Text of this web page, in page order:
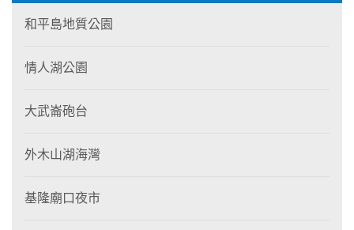
和平島地質公園
情人湖公園
大武崙砲台
外木山湖海灣
基隆廟口夜市